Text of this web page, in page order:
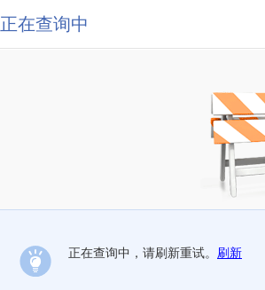
正在查询中
正在查询中，请刷新重试。 刷新